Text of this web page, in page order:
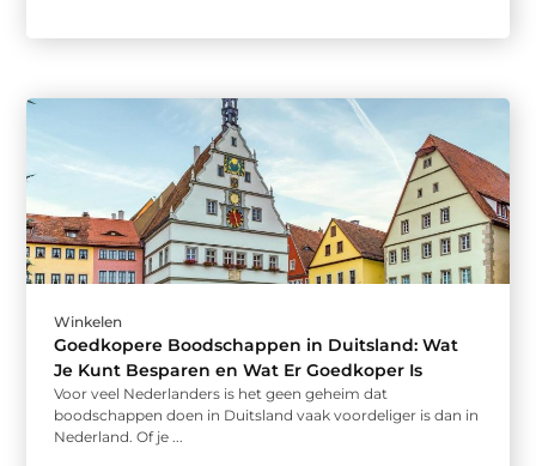
Winkelen
Goedkopere Boodschappen in Duitsland: Wat
Je Kunt Besparen en Wat Er Goedkoper Is
Voor veel Nederlanders is het geen geheim dat
boodschappen doen in Duitsland vaak voordeliger is dan in
Nederland. Of je ...